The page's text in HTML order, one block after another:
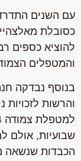
עם השנים
כסובלת
להוציא כספים
והמטפלים
בנוסף נבדקה
והרשות לזכויות
שבועיות, אולם
הכבדות שנשאה